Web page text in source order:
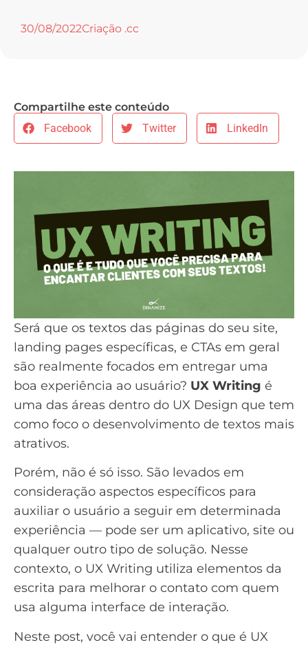
30/08/2022Criação .cc
Compartilhe este conteúdo
Facebook
Twitter LinkedIn
Será que os textos das páginas do seu site,
landing pages específicas, e CTAs em geral
são realmente focados em entregar uma
boa experiência ao usuário? UX Writing é
uma das áreas dentro do UX Design que tem
como foco o desenvolvimento de textos mais
atrativos.
Porém, não é só isso. São levados em
consideração aspectos específicos para
auxiliar o usuário a seguir em determinada
experiência — pode ser um aplicativo, site ou
qualquer outro tipo de solução. Nesse
contexto, o UX Writing utiliza elementos da
escrita para melhorar o contato com quem
usa alguma interface de interação.
Neste post, você vai entender o que é UX